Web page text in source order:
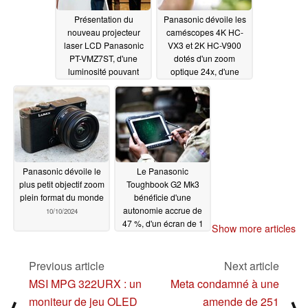
pouvez profiter de vidéos de haute qualité même à pleine
puissance de zoom.
Des moments inoubliables en 4K
Enregistrez des vidéos 4K de haute qualité à 30p ou
capturez des rafales rapides de 4K PHOTO à 30fps pour
vous assurer de ne jamais manquer un moment. De plus,
sa capacité à capturer des vidéos HD à grande vitesse à
120 images/s ajoute une flexibilité créative pour les
prises de vue au ralenti.
Des fonctions prêtes à l'emploi pour les voyages
Un écran tactile inclinable de 1 840 000 points facilite les
vous permet d'être toujours alimenté lors de vos
déplacements.
Présentation du
nouveau projecteur
laser LCD Panasonic
PT-VMZ7ST, d'une
luminosité pouvant
atteindre 7 000 lumens
11/22/2024
Panasonic dévoile les
caméscopes 4K HC-
VX3 et 2K HC-V900
dotés d'un zoom
optique 24x, d'une
stabilisation d'image
sur 5 axes et d'un
microphone à 5,1
canaux10/29/2024
Panasonic dévoile le
plus petit objectif zoom
plein format du monde
10/10/2024
Le Panasonic
Toughbook G2 Mk3
bénéficie d'une
autonomie accrue de
47 %, d'un écran de 1
Show more articles
Previous article
MSI MPG 322URX : un
moniteur de jeu OLED
Next article
Meta condamné à une
amende de 251